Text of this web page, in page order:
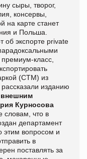
сыры, творог,
консервы,
на карте станет
и Польша.
об экспорте private
класс,
(СТМ) из
изданию
внешним
Курносова
словам, что в
департамент
этим вопросом и
в
поставлять за